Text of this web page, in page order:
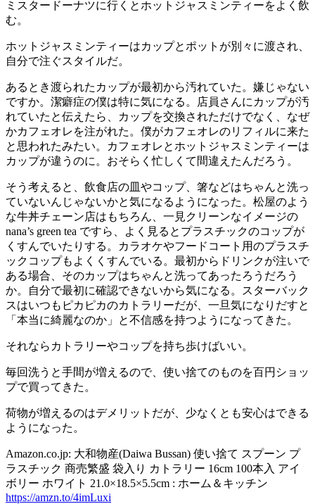
ミスタードーナツに行くとホットジャスミンティーをよく飲
む。
ホットジャスミンティーはカップとポットが別々に渡され、
自分で注ぐスタイルだ。
あるとき渡られたカップが最初から汚れていた。嫌じゃない
ですか。潔癖症の僕は特に気になる。店員さんにカップが汚
れていたと伝えたら、カップを交換されただけでなく、なぜ
かカフェオレを注がれた。僕がカフェオレのリフィルに来た
と思われたみたい。カフェオレとホットジャスミンティーは
カップが違うのに。おそらく忙しくて間違えたんだろう。
そう考えると、飲食店の皿やコップ、箸などはちゃんと洗っ
ていないんじゃないかと気になるようになった。松屋のよう
な牛丼チェーン店はもちろん、一見クリーンなイメージの
nana’s green tea ですら、よく見るとプラスチックのコップが
くすんでいたりする。カラオケやフードコート用のプラスチ
ックコップもよくくすんでいる。最初からドリンクが注いで
ある場合、そのカップはちゃんと洗ってあったろうだろう
か。自分で最初に確認できないから気になる。スターバック
スはいつもピカピカのカトラリーだが、一旦気になりだすと
「本当に綺麗なのか」と不信感を持つようになってきた。
それならカトラリーやコップを持ち歩けばいい。
毎回洗うと手間が増えるので、使い捨てのものを百円ショッ
プで買ってきた。
荷物が増えるのはデメリットだが、少なくとも安心はできる
ようになった。
Amazon.co.jp: 大和物産(Daiwa Bussan) 使い捨て スプーン プ
ラスチック 商売繁盛 袋入り カトラリー 16cm 100本入 アイ
ボリー ホワイト 21.0×18.5×5.5cm : ホーム＆キッチン
https://amzn.to/4imLuxi